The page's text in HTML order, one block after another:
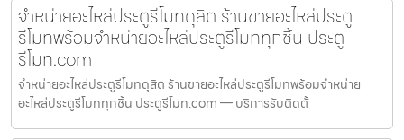
จำหน่ายอะไหล่ประตูรีโมทดุสิต ร้านขายอะไหล่ประตู
รีโมทพร้อมจำหน่ายอะไหล่ประตูรีโมททุกชิ้น ประตู
รีโมท.com
จำหน่ายอะไหล่ประตูรีโมทดุสิต ร้านขายอะไหล่ประตูรีโมทพร้อมจำหน่าย
อะไหล่ประตูรีโมททุกชิ้น ประตูรีโมท.com — บริการรับติดตั้